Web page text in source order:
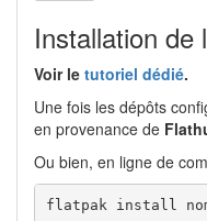
Installation de
Voir le tutoriel dédié.
Une fois les dépôts
en provenance de
Ou bien, en ligne de
flatpak install